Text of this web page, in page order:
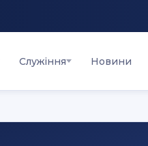
Служіння Новини